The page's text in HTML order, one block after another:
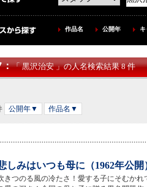
作品名 公開年
：「 黒沢治安 」の人名検索結果 8 件
公開年▼ 作品名▼
しみはいつも母に（1962年公開
きつのる風の冷たさ！愛する子にそむか